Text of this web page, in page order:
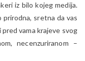
iz bilo kojeg medija.
prirodna, sretna da vas
pred vama krajeve svog
necenzuriranom –